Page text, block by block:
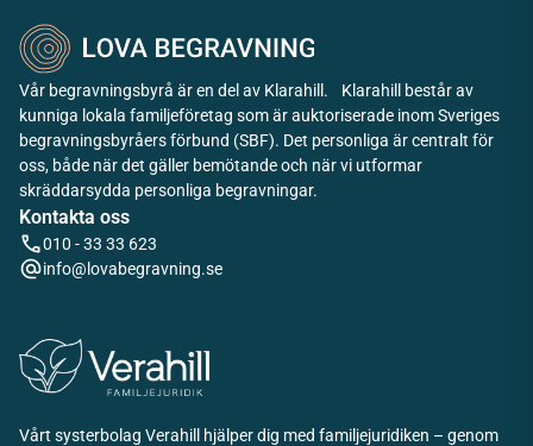
Vår begravningsbyrå är en del av Klarahill. Klarahill består av
kunniga lokala familjeföretag som är auktoriserade inom Sveriges
begravningsbyråers förbund (SBF). Det personliga är centralt för
oss, både när det gäller bemötande och när vi utformar
skräddarsydda personliga begravningar.
Kontakta oss
010 - 33 33 623
info@lovabegravning.se
Vårt systerbolag Verahill hjälper dig med familjejuridiken – genom